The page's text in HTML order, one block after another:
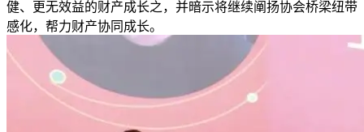
健、更无效益的财产成长之，并暗示将继续阐扬协会桥梁纽带
感化，帮力财产协同成长。